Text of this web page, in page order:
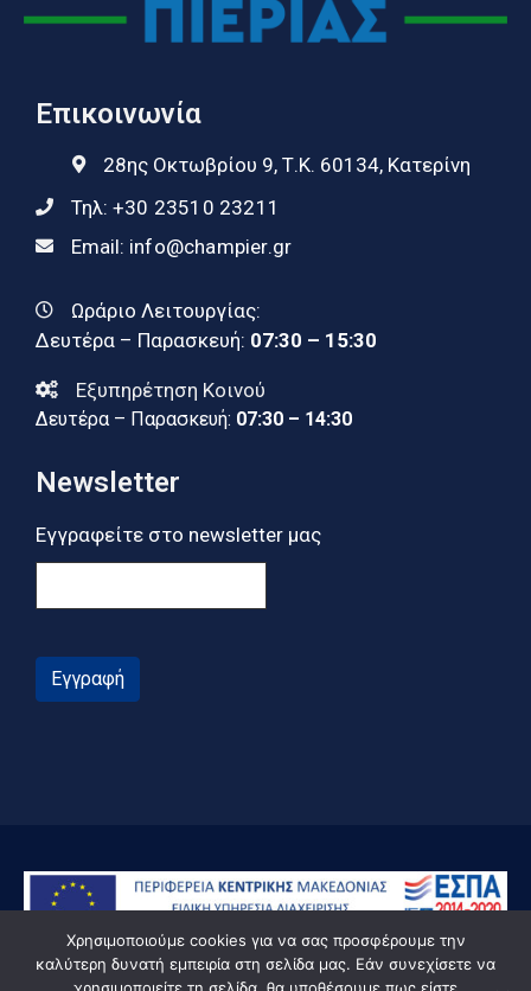
Επικοινωνία
28ης Οκτωβρίου 9, Τ.Κ. 60134, Κατερίνη
Τηλ: +30 23510 23211
Email: info@champier.gr
Ωράριο Λειτουργίας:
Δευτέρα – Παρασκευή: 07:30 – 15:30
Εξυπηρέτηση Κοινού
Δευτέρα – Παρασκευή: 07:30 – 14:30
Newsletter
Εγγραφείτε στο newsletter μας
Εγγραφή
Χρησιμοποιούμε cookies για να σας προσφέρουμε την
καλύτερη δυνατή εμπειρία στη σελίδα μας. Εάν συνεχίσετε να